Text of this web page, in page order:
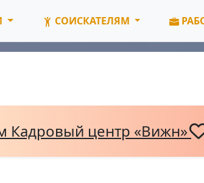
СОИСКАТЕЛЯМ
Кадровый центр «Вижн»